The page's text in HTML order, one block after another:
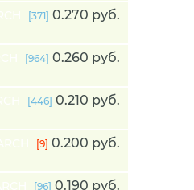
[371] 0.270 руб.
[964] 0.260 руб.
[446] 0.210 руб.
[9] 0.200 руб.
[96] 0.190 руб.